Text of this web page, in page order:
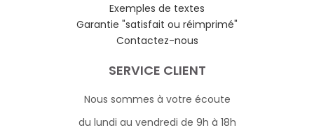
Exemples de textes
Garantie "satisfait ou réimprimé"
Contactez-nous
SERVICE CLIENT
Nous sommes à votre écoute
du lundi au vendredi de 9h à 18h